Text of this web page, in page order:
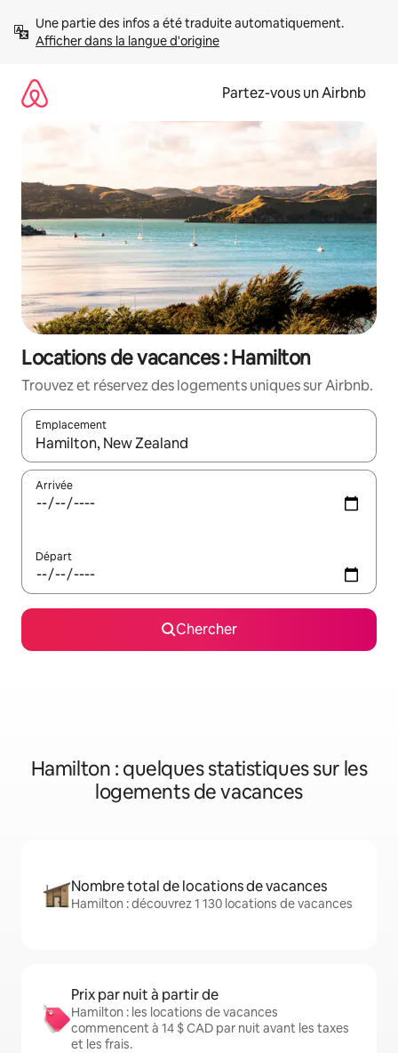
directement
Afficher dans la langue d'origine
Partez-vous un Airbnb
Locations de vacances : Hamilton
Trouvez et réservez des logements uniques sur Airbnb.
Emplacement
Quand les résultats sont affichés, parcourez-les en utilisant
Arrivée
Départ
Chercher
Hamilton : quelques statistiques sur les
logements de vacances
Nombre total de locations de vacances
Hamilton : découvrez 1 130 locations de vacances
Prix par nuit à partir de
Hamilton : les locations de vacances
commencent à 14 $ CAD par nuit avant les taxes
et les frais.